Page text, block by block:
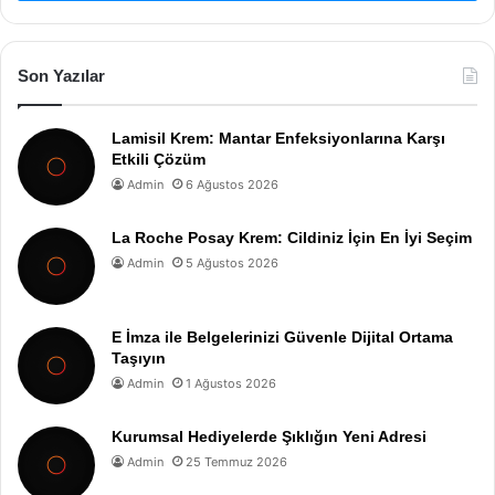
Son Yazılar
Lamisil Krem: Mantar Enfeksiyonlarına Karşı
Etkili Çözüm
Admin 6 Ağustos 2026
La Roche Posay Krem: Cildiniz İçin En İyi Seçim
Admin 5 Ağustos 2026
E İmza ile Belgelerinizi Güvenle Dijital Ortama
Taşıyın
Admin 1 Ağustos 2026
Kurumsal Hediyelerde Şıklığın Yeni Adresi
Admin 25 Temmuz 2026